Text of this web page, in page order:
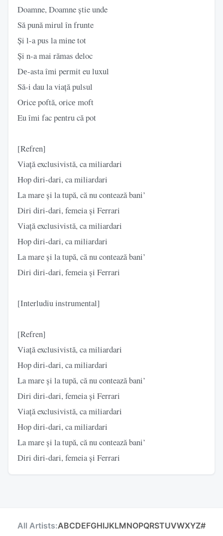
Doamne, Doamne știe unde
Să pună mirul în frunte
Și l-a pus la mine tot
Și n-a mai rămas deloc
Dе-asta îmi permit eu luxul
Să-i dau la viață pulsul
Orice poftă, oricе moft
Eu îmi fac pentru că pot
[Refren]
Viață exclusivistă, ca miliardari
Hop diri-dari, ca miliardari
La mare și la tupă, că nu contează bani’
Diri diri-dari, femeia și Ferrari
Viață exclusivistă, ca miliardari
Hop diri-dari, ca miliardari
La mare și la tupă, că nu contează bani’
Diri diri-dari, femeia și Ferrari
[Interludiu instrumental]
[Refren]
Viață exclusivistă, ca miliardari
Hop diri-dari, ca miliardari
La mare și la tupă, că nu contează bani’
Diri diri-dari, femeia și Ferrari
Viață exclusivistă, ca miliardari
Hop diri-dari, ca miliardari
La mare și la tupă, că nu contează bani’
Diri diri-dari, femeia și Ferrari
All Artists:ABCDEFGHIJKLMNOPQRSTUVWXYZ#